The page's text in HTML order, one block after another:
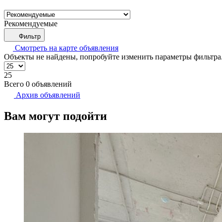
Рекомендуемые
Фильтр
Смотреть на карте объявления
Объекты не найдены, попробуйте изменить параметры
25
Всего 0 объявлений
Архив объявлений
Вам могут подойти